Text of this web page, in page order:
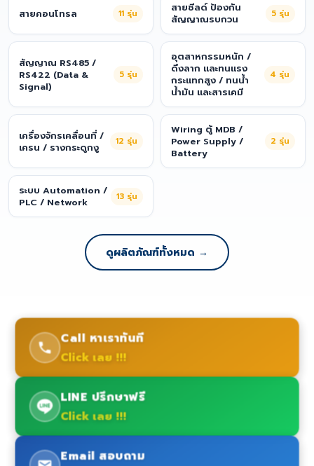
สายคอนโทรล 11 รุ่น
สายชีลด์ ป้องกัน
สัญญาณรบกวน
5 รุ่น
สัญญาณ RS485 /
RS422 (Data &
Signal)
5 รุ่น
อุตสาหกรรมหนัก /
ดึงลาก และทนแรง
กระแทกสูง / ทนน้ำ
น้ำมัน และสารเคมี
4 รุ่น
เครื่องจักรเคลื่อนที่ /
เครน / รางกระดูกงู
12 รุ่น
Wiring ตู้ MDB /
Power Supply /
Battery
2 รุ่น
ระบบ Automation /
PLC / Network
13 รุ่น
ดูผลิตภัณฑ์ทั้งหมด →
Call หาเราทันที
Click เลย !!!
LINE ปรึกษาฟรี
Click เลย !!!
Email สอบถาม